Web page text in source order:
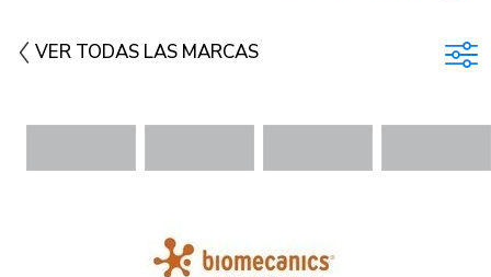
VER TODAS LAS MARCAS